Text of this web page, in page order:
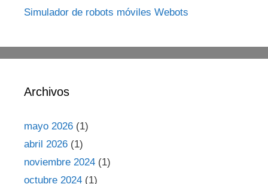
Simulador de robots móviles Webots
Archivos
mayo 2026 (1)
abril 2026 (1)
noviembre 2024 (1)
octubre 2024 (1)